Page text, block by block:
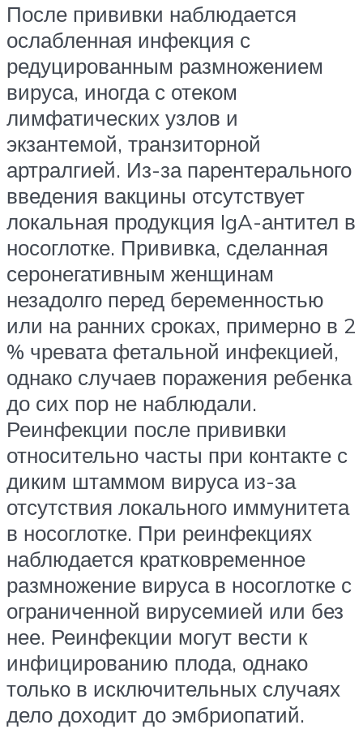
После прививки наблюдается
ослабленная инфекция с
редуцированным размножением
вируса, иногда с отеком
лимфатических узлов и
экзантемой, транзиторной
артралгией. Из-за парентерального
введения вакцины отсутствует
локальная продукция IgA-антител в
носоглотке. Прививка, сделанная
серонегативным женщинам
незадолго перед беременностью
или на ранних сроках, примерно в 2
% чревата фетальной инфекцией,
однако случаев поражения ребенка
до сих пор не наблюдали.
Реинфекции после прививки
относительно часты при контакте с
диким штаммом вируса из-за
отсутствия локального иммунитета
в носоглотке. При реинфекциях
наблюдается кратковременное
размножение вируса в носоглотке с
ограниченной вирусемией или без
нее. Реинфекции могут вести к
инфицированию плода, однако
только в исключительных случаях
дело доходит до эмбриопатий.